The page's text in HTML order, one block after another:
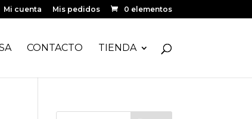
Mi cuenta Mis pedidos 0 elementos
CONTACTO TIENDA